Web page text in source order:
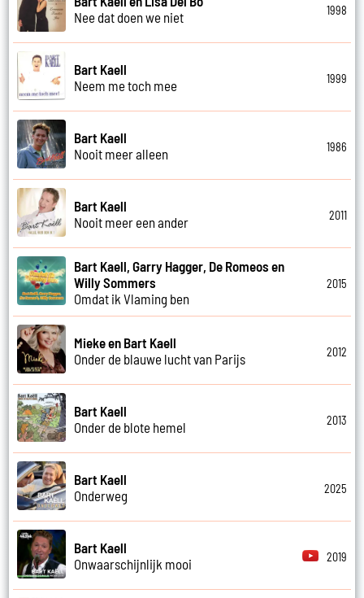
Nee dat doen we niet
1998
Bart Kaell
Neem me toch mee
1999
Bart Kaell
Nooit meer alleen
1986
Bart Kaell
Nooit meer een ander
2011
Bart Kaell, Garry Hagger, De Romeos en
Willy Sommers
Omdat ik Vlaming ben
2015
Mieke en Bart Kaell
Onder de blauwe lucht van Parijs
2012
Bart Kaell
Onder de blote hemel
2013
Bart Kaell
Onderweg
2025
Bart Kaell
Onwaarschijnlijk mooi
2019